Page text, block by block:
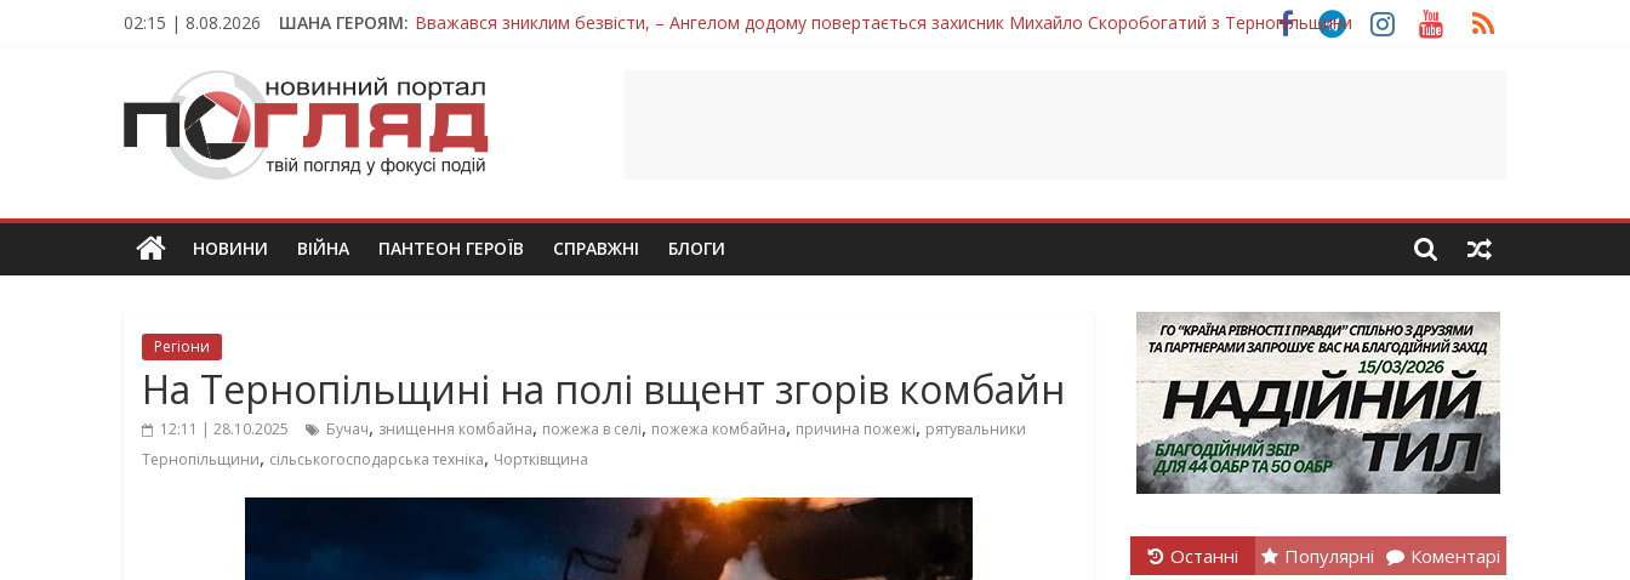
02:15 | 8.08.2026 ШАНА ГЕРОЯМ: Вважався зниклим безвісти, – Ангелом додому повертається захисник Михайло Скоробогатий з Тернопільщини
Тернопільщина втратила захисника Володимира Вельму
Захисник з Тернопільщини Петро Федів повертається до рідного дому «на щиті»
Тернопільщина втратила захисника Володимира Дичку
ПОГЛЯД
Новини
Тернополя.
новини
та
НОВИНИ ВІЙНА ПАНТЕОН ГЕРОЇВ СПРАВЖНІ БЛОГИ
Регіони
На Тернопільщині на полі вщент згорів комбайн
12:11 | 28.10.2025 Бучач, знищення комбайна, пожежа в селі, пожежа комбайна, причина пожежі, рятувальники
Тернопільщини, сільськогосподарська техніка, Чортківщина
Останні Популярні Коментарі